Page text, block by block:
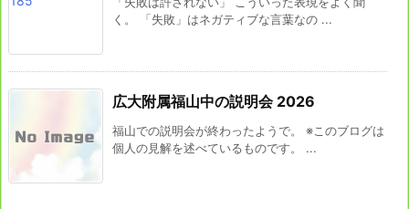
く。 「失敗」はネガティブな言葉なの ...
広大附属福山中の説明会 2026
福山での説明会が終わったようで。 ※このブログは
個人の見解を述べているものです。 ...